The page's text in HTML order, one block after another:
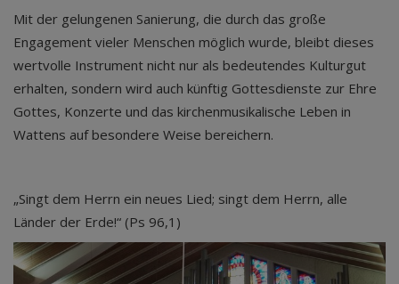
Mit der gelungenen Sanierung, die durch das große
Engagement vieler Menschen möglich wurde, bleibt dieses
wertvolle Instrument nicht nur als bedeutendes Kulturgut
erhalten, sondern wird auch künftig Gottesdienste zur Ehre
Gottes, Konzerte und das kirchenmusikalische Leben in
Wattens auf besondere Weise bereichern.
„Singt dem Herrn ein neues Lied; singt dem Herrn, alle
Länder der Erde!“ (Ps 96,1)